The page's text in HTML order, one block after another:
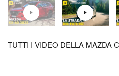
TUTTI I VIDEO DELLA MAZDA